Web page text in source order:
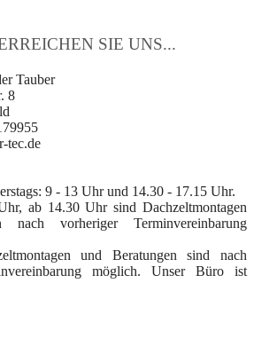
SIE UNS...
Tauber
8
tec.de
9 - 13 Uhr und 14.30 - 17.15 Uhr.
ab 14.30 Uhr sind Dachzeltmontagen
nach vorheriger Terminvereinbarung
und Beratungen sind nach
möglich. Unser Büro ist